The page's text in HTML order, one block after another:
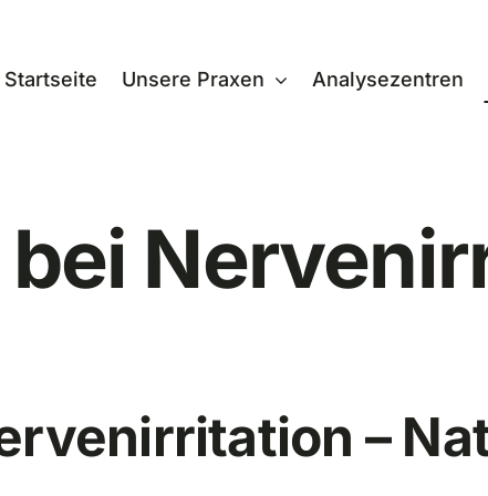
Startseite Unsere Praxen Analysezentren
–